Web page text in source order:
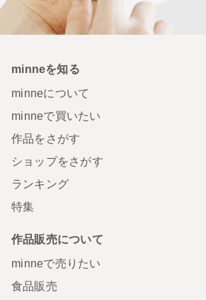
minneを知る
minneについて
minneで買いたい
作品をさがす
ショップをさがす
ランキング
特集
作品販売について
minneで売りたい
食品販売